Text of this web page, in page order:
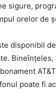
sigure,
orelor de
disponibil
poate fi